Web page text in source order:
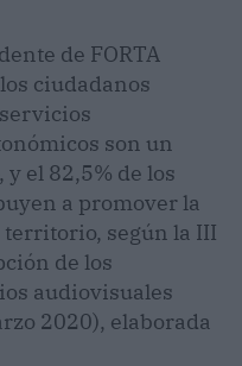
de FORTA
ciudadanos
son un
el 82,5% de los
a promover la
territorio, según la III
de los
audiovisuales
2020), elaborada